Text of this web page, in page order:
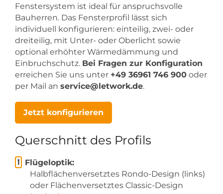
Fenstersystem ist ideal für anspruchsvolle
Bauherren. Das Fensterprofil lässt sich
individuell konfigurieren: einteilig, zwei- oder
dreiteilig, mit Unter- oder Oberlicht sowie
optional erhöhter Wärmedämmung und
Einbruchschutz. Bei Fragen zur Konfiguration
erreichen Sie uns unter +49 36961 746 900 oder
per Mail an service@letwork.de.
Jetzt konfigurieren
Querschnitt des Profils
Flügeloptik:
Halbflächenversetztes Rondo-Design (links)
oder Flächenversetztes Classic-Design